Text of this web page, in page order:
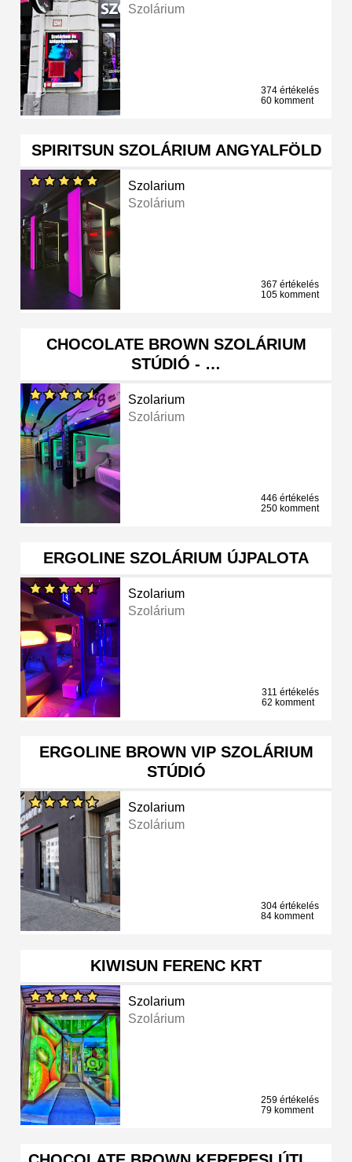
Szolárium
374 értékelés
60 komment
SPIRITSUN SZOLÁRIUM ANGYALFÖLD
Szolarium
Szolárium
367 értékelés
105 komment
CHOCOLATE BROWN SZOLÁRIUM
STÚDIÓ - …
Szolarium
Szolárium
446 értékelés
250 komment
ERGOLINE SZOLÁRIUM ÚJPALOTA
Szolarium
Szolárium
311 értékelés
62 komment
ERGOLINE BROWN VIP SZOLÁRIUM
STÚDIÓ
Szolarium
Szolárium
304 értékelés
84 komment
KIWISUN FERENC KRT
Szolarium
Szolárium
259 értékelés
79 komment